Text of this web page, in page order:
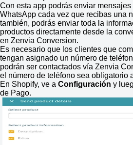
Con esta app podrás enviar
WhatsApp cada vez que recibas una
también, podrás enviar toda la
productos directamente desde la
en Zenvia Conversion.
Es necesario que los clientes que
tengan asignado un número de
podrán ser contactados vía Zenvia
el número de teléfono sea obligatorio
En Shopify, ve a Configuración y
de Pago.